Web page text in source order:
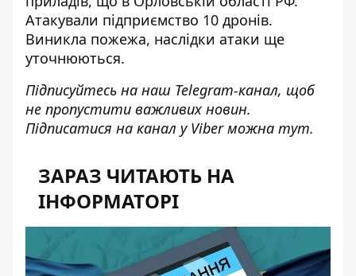
Атакували підприємство 10 дронів.
Виникла пожежа, наслідки атаки ще
уточнюються.
Підписуйтесь на наш Telegram-канал, щоб
не пропустити важливих новин.
Підписатися на канал у Viber можна тут.
ЗАРАЗ ЧИТАЮТЬ НА
ІНФОРМАТОРІ